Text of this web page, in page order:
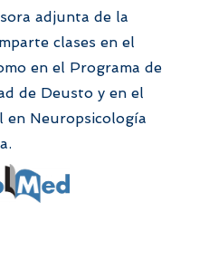
adjunta de la
clases en el
en el Programa de
de Deusto y en el
en Neuropsicología